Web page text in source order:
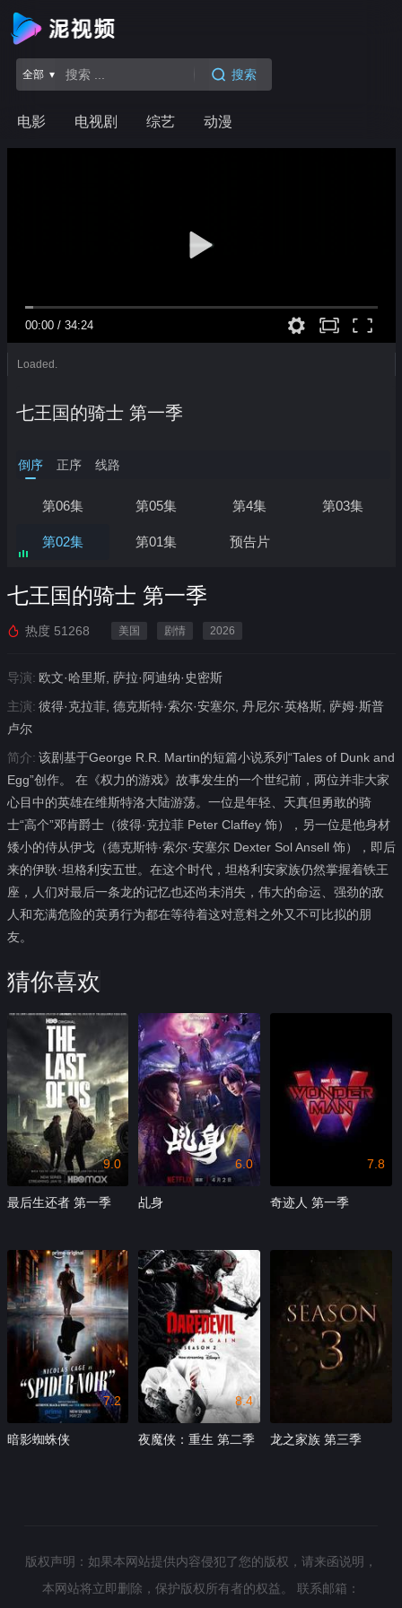
电影 电视剧 综艺 动漫
全部 ▾ 搜索
00:00/ 34:24
Loaded.
七王国的骑士 第一季
倒序 正序 线路
第06集 第05集 第4集 第03集
第02集 第01集 预告片
七王国的骑士 第一季
热度 51268 美国 剧情 2026
导演: 欧文·哈里斯, 萨拉·阿迪纳·史密斯
主演: 彼得·克拉菲, 德克斯特·索尔·安塞尔, 丹尼尔·英格斯, 萨姆·斯普
卢尔
简介: 该剧基于George R.R. Martin的短篇小说系列“Tales of Dunk and
Egg”创作。 在《权力的游戏》故事发生的一个世纪前，两位并非大家
心目中的英雄在维斯特洛大陆游荡。一位是年轻、天真但勇敢的骑
士“高个”邓肯爵士（彼得·克拉菲 Peter Claffey 饰），另一位是他身材
矮小的侍从伊戈（德克斯特·索尔·安塞尔 Dexter Sol Ansell 饰），即后
来的伊耿·坦格利安五世。在这个时代，坦格利安家族仍然掌握着铁王
座，人们对最后一条龙的记忆也还尚未消失，伟大的命运、强劲的敌
人和充满危险的英勇行为都在等待着这对意料之外又不可比拟的朋
友。
猜你喜欢
9.0
最后生还者 第一季
6.0
乩身
7.8
奇迹人 第一季
7.2
暗影蜘蛛侠
8.4
夜魔侠：重生 第二季 龙之家族 第三季
版权声明：如果本网站提供内容侵犯了您的版权，请来函说明，
本网站将立即删除，保护版权所有者的权益。 联系邮箱：